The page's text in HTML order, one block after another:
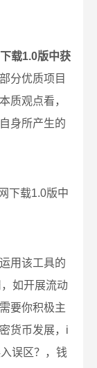
载1.0版中获
分优质项目
质观点看，
身所产生的
用该工具的
如开展流动
要你积极主
货币发展，i
误区？，钱